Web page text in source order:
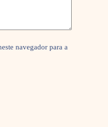
navegador para a